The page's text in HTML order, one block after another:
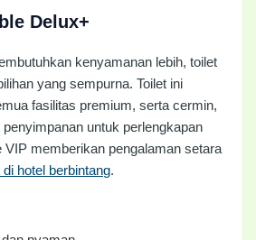
Delux+
kenyamanan lebih, toilet
yang sempurna. Toilet ini
fasilitas premium, serta cermin,
untuk perlengkapan
VIP memberikan pengalaman setara
hotel berbintang.